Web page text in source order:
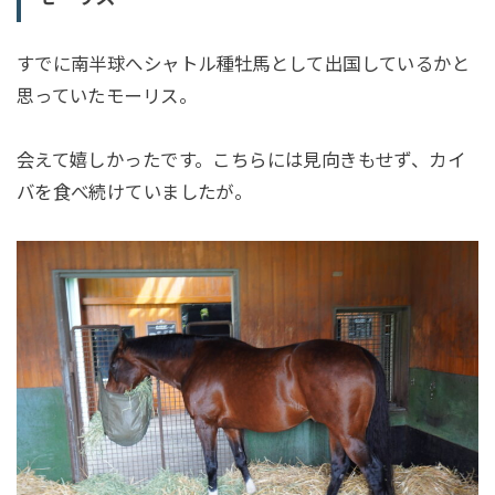
すでに南半球へシャトル種牡馬として出国しているかと
思っていたモーリス。
会えて嬉しかったです。こちらには見向きもせず、カイ
バを食べ続けていましたが。